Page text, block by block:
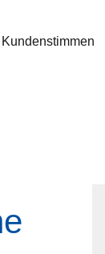
Kundenstimmen